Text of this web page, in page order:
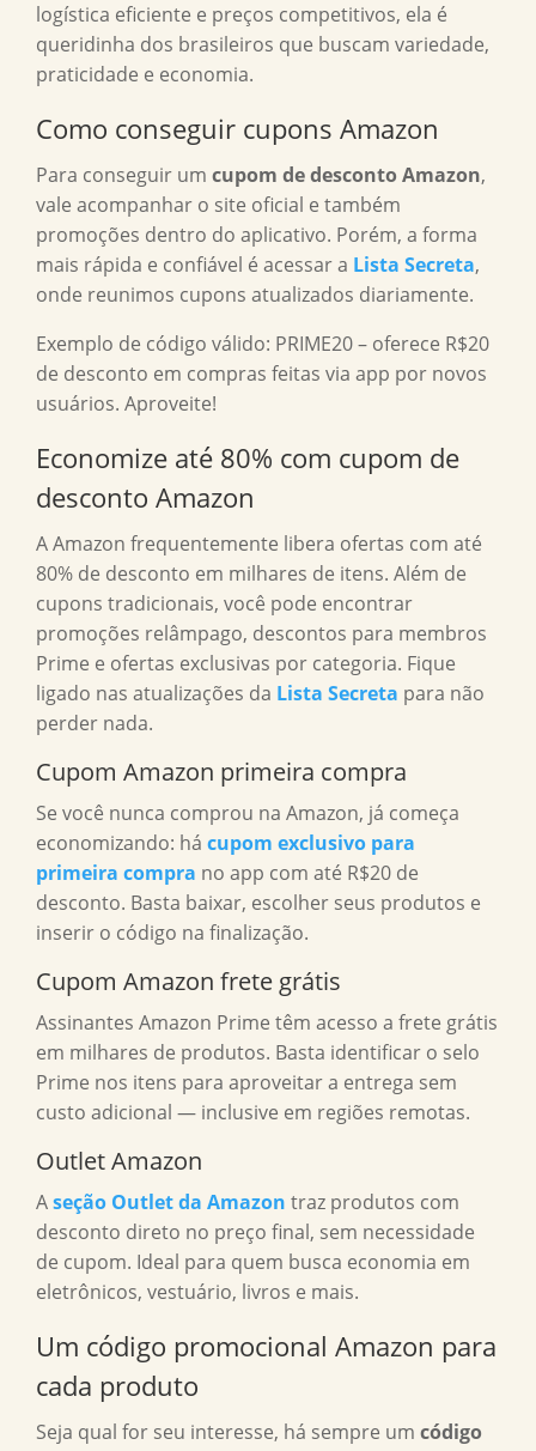
logística eficiente e preços competitivos, ela é
queridinha dos brasileiros que buscam variedade,
praticidade e economia.
Como conseguir cupons Amazon
Para conseguir um cupom de desconto Amazon,
vale acompanhar o site oficial e também
promoções dentro do aplicativo. Porém, a forma
mais rápida e confiável é acessar a Lista Secreta,
onde reunimos cupons atualizados diariamente.
Exemplo de código válido: PRIME20 – oferece R$20
de desconto em compras feitas via app por novos
usuários. Aproveite!
Economize até 80% com cupom de
desconto Amazon
A Amazon frequentemente libera ofertas com até
80% de desconto em milhares de itens. Além de
cupons tradicionais, você pode encontrar
promoções relâmpago, descontos para membros
Prime e ofertas exclusivas por categoria. Fique
ligado nas atualizações da Lista Secreta para não
perder nada.
Cupom Amazon primeira compra
Se você nunca comprou na Amazon, já começa
economizando: há cupom exclusivo para
primeira compra no app com até R$20 de
desconto. Basta baixar, escolher seus produtos e
inserir o código na finalização.
Cupom Amazon frete grátis
Assinantes Amazon Prime têm acesso a frete grátis
em milhares de produtos. Basta identificar o selo
Prime nos itens para aproveitar a entrega sem
custo adicional — inclusive em regiões remotas.
Outlet Amazon
Aseção Outlet da Amazon traz produtos com
desconto direto no preço final, sem necessidade
de cupom. Ideal para quem busca economia em
eletrônicos, vestuário, livros e mais.
Um código promocional Amazon para
cada produto
Seja qual for seu interesse, há sempre um código